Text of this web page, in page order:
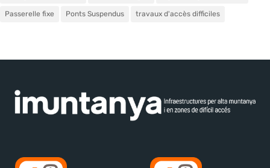
Passerelle fixe Ponts Suspendus travaux d'accès difficiles